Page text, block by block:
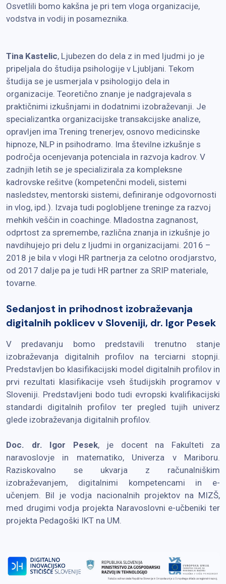
Osvetlili bomo kakšna je pri tem vloga organizacije,
vodstva in vodij in posameznika.
Tina Kastelic, Ljubezen do dela z in med ljudmi jo je
pripeljala do študija psihologije v Ljubljani. Tekom
študija se je usmerjala v psihologijo dela in
organizacije. Teoretično znanje je nadgrajevala s
praktičnimi izkušnjami in dodatnimi izobraževanji. Je
specializantka organizacijske transakcijske analize,
opravljen ima Trening trenerjev, osnovo medicinske
hipnoze, NLP in psihodramo. Ima številne izkušnje s
področja ocenjevanja potenciala in razvoja kadrov. V
zadnjih letih se je specializirala za kompleksne
kadrovske rešitve (kompetenčni modeli, sistemi
nasledstev, mentorski sistemi, definiranje odgovornosti
in vlog, ipd.). Izvaja tudi poglobljene treninge za razvoj
mehkih veščin in coachinge. Mladostna zagnanost,
odprtost za spremembe, različna znanja in izkušnje jo
navdihujejo pri delu z ljudmi in organizacijami. 2016 –
2018 je bila v vlogi HR partnerja za celotno orodjarstvo,
od 2017 dalje pa je tudi HR partner za SRIP materiale,
tovarne.
Sedanjost in prihodnost izobraževanja
digitalnih poklicev v Sloveniji, dr. Igor Pesek
V predavanju bomo predstavili trenutno stanje
izobraževanja digitalnih profilov na terciarni stopnji.
Predstavljen bo klasifikacijski model digitalnih profilov in
prvi rezultati klasifikacije vseh študijskih programov v
Sloveniji. Predstavljeni bodo tudi evropski kvalifikacijski
standardi digitalnih profilov ter pregled tujih univerz
glede izobraževanja digitalnih profilov.
Doc. dr. Igor Pesek, je docent na Fakulteti za
naravoslovje in matematiko, Univerza v Mariboru.
Raziskovalno se ukvarja z računalniškim
izobraževanjem, digitalnimi kompetencami in e-
učenjem. Bil je vodja nacionalnih projektov na MIZŠ,
med drugimi vodja projekta Naravoslovni e-učbeniki ter
projekta Pedagoški IKT na UM.